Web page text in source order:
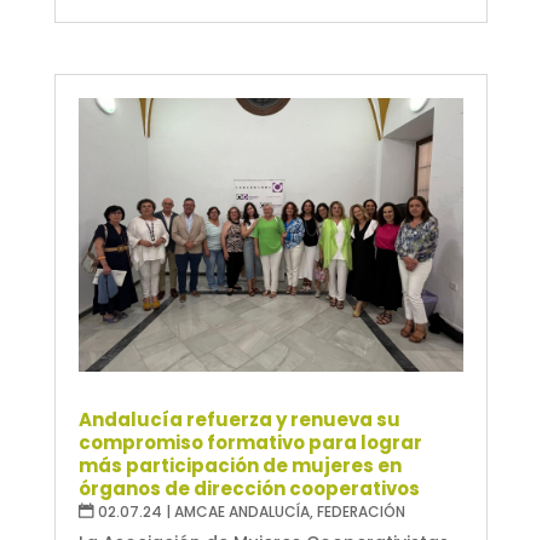
Andalucía refuerza y renueva su
compromiso formativo para lograr
más participación de mujeres en
órganos de dirección cooperativos
02.07.24 | AMCAE ANDALUCÍA,FEDERACIÓN